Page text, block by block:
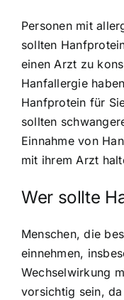
Personen mit
sollten
einen Arzt zu
Hanfallergie
Hanfprotein für
sollten
Einnahme von
mit ihrem Arzt
Wer sollte
Menschen, die
einnehmen,
Wechselwirkung
vorsichtig sein,